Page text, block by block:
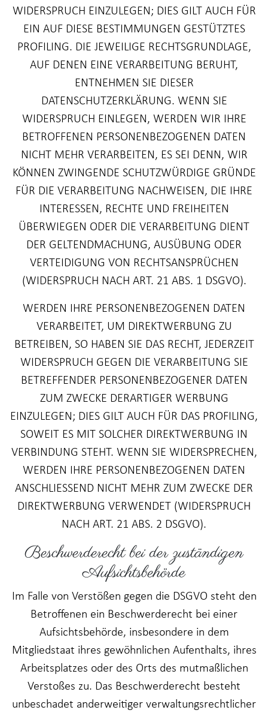
WIDERSPRUCH EINZULEGEN; DIES GILT AUCH FÜR
EIN AUF DIESE BESTIMMUNGEN GESTÜTZTES
PROFILING. DIE JEWEILIGE RECHTSGRUNDLAGE,
AUF DENEN EINE VERARBEITUNG BERUHT,
ENTNEHMEN SIE DIESER
DATENSCHUTZERKLÄRUNG. WENN SIE
WIDERSPRUCH EINLEGEN, WERDEN WIR IHRE
BETROFFENEN PERSONENBEZOGENEN DATEN
NICHT MEHR VERARBEITEN, ES SEI DENN, WIR
KÖNNEN ZWINGENDE SCHUTZWÜRDIGE GRÜNDE
FÜR DIE VERARBEITUNG NACHWEISEN, DIE IHRE
INTERESSEN, RECHTE UND FREIHEITEN
ÜBERWIEGEN ODER DIE VERARBEITUNG DIENT
DER GELTENDMACHUNG, AUSÜBUNG ODER
VERTEIDIGUNG VON RECHTSANSPRÜCHEN
(WIDERSPRUCH NACH ART. 21 ABS. 1 DSGVO).
WERDEN IHRE PERSONENBEZOGENEN DATEN
VERARBEITET, UM DIREKTWERBUNG ZU
BETREIBEN, SO HABEN SIE DAS RECHT, JEDERZEIT
WIDERSPRUCH GEGEN DIE VERARBEITUNG SIE
BETREFFENDER PERSONENBEZOGENER DATEN
ZUM ZWECKE DERARTIGER WERBUNG
EINZULEGEN; DIES GILT AUCH FÜR DAS PROFILING,
SOWEIT ES MIT SOLCHER DIREKTWERBUNG IN
VERBINDUNG STEHT. WENN SIE WIDERSPRECHEN,
WERDEN IHRE PERSONENBEZOGENEN DATEN
ANSCHLIESSEND NICHT MEHR ZUM ZWECKE DER
DIREKTWERBUNG VERWENDET (WIDERSPRUCH
NACH ART. 21 ABS. 2 DSGVO).
Beschwerde­recht bei der zuständigen
Aufsichts­behörde
Im Falle von Verstößen gegen die DSGVO steht den
Betroffenen ein Beschwerderecht bei einer
Aufsichtsbehörde, insbesondere in dem
Mitgliedstaat ihres gewöhnlichen Aufenthalts, ihres
Arbeitsplatzes oder des Orts des mutmaßlichen
Verstoßes zu. Das Beschwerderecht besteht
unbeschadet anderweitiger verwaltungsrechtlicher